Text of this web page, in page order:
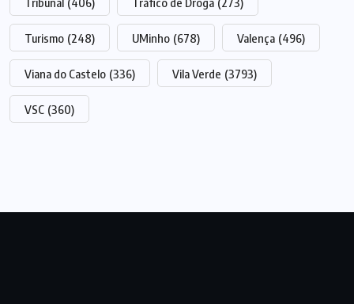
Turismo (248) UMinho (678) Valença (496)
Viana do Castelo (336) Vila Verde (3793)
VSC (360)